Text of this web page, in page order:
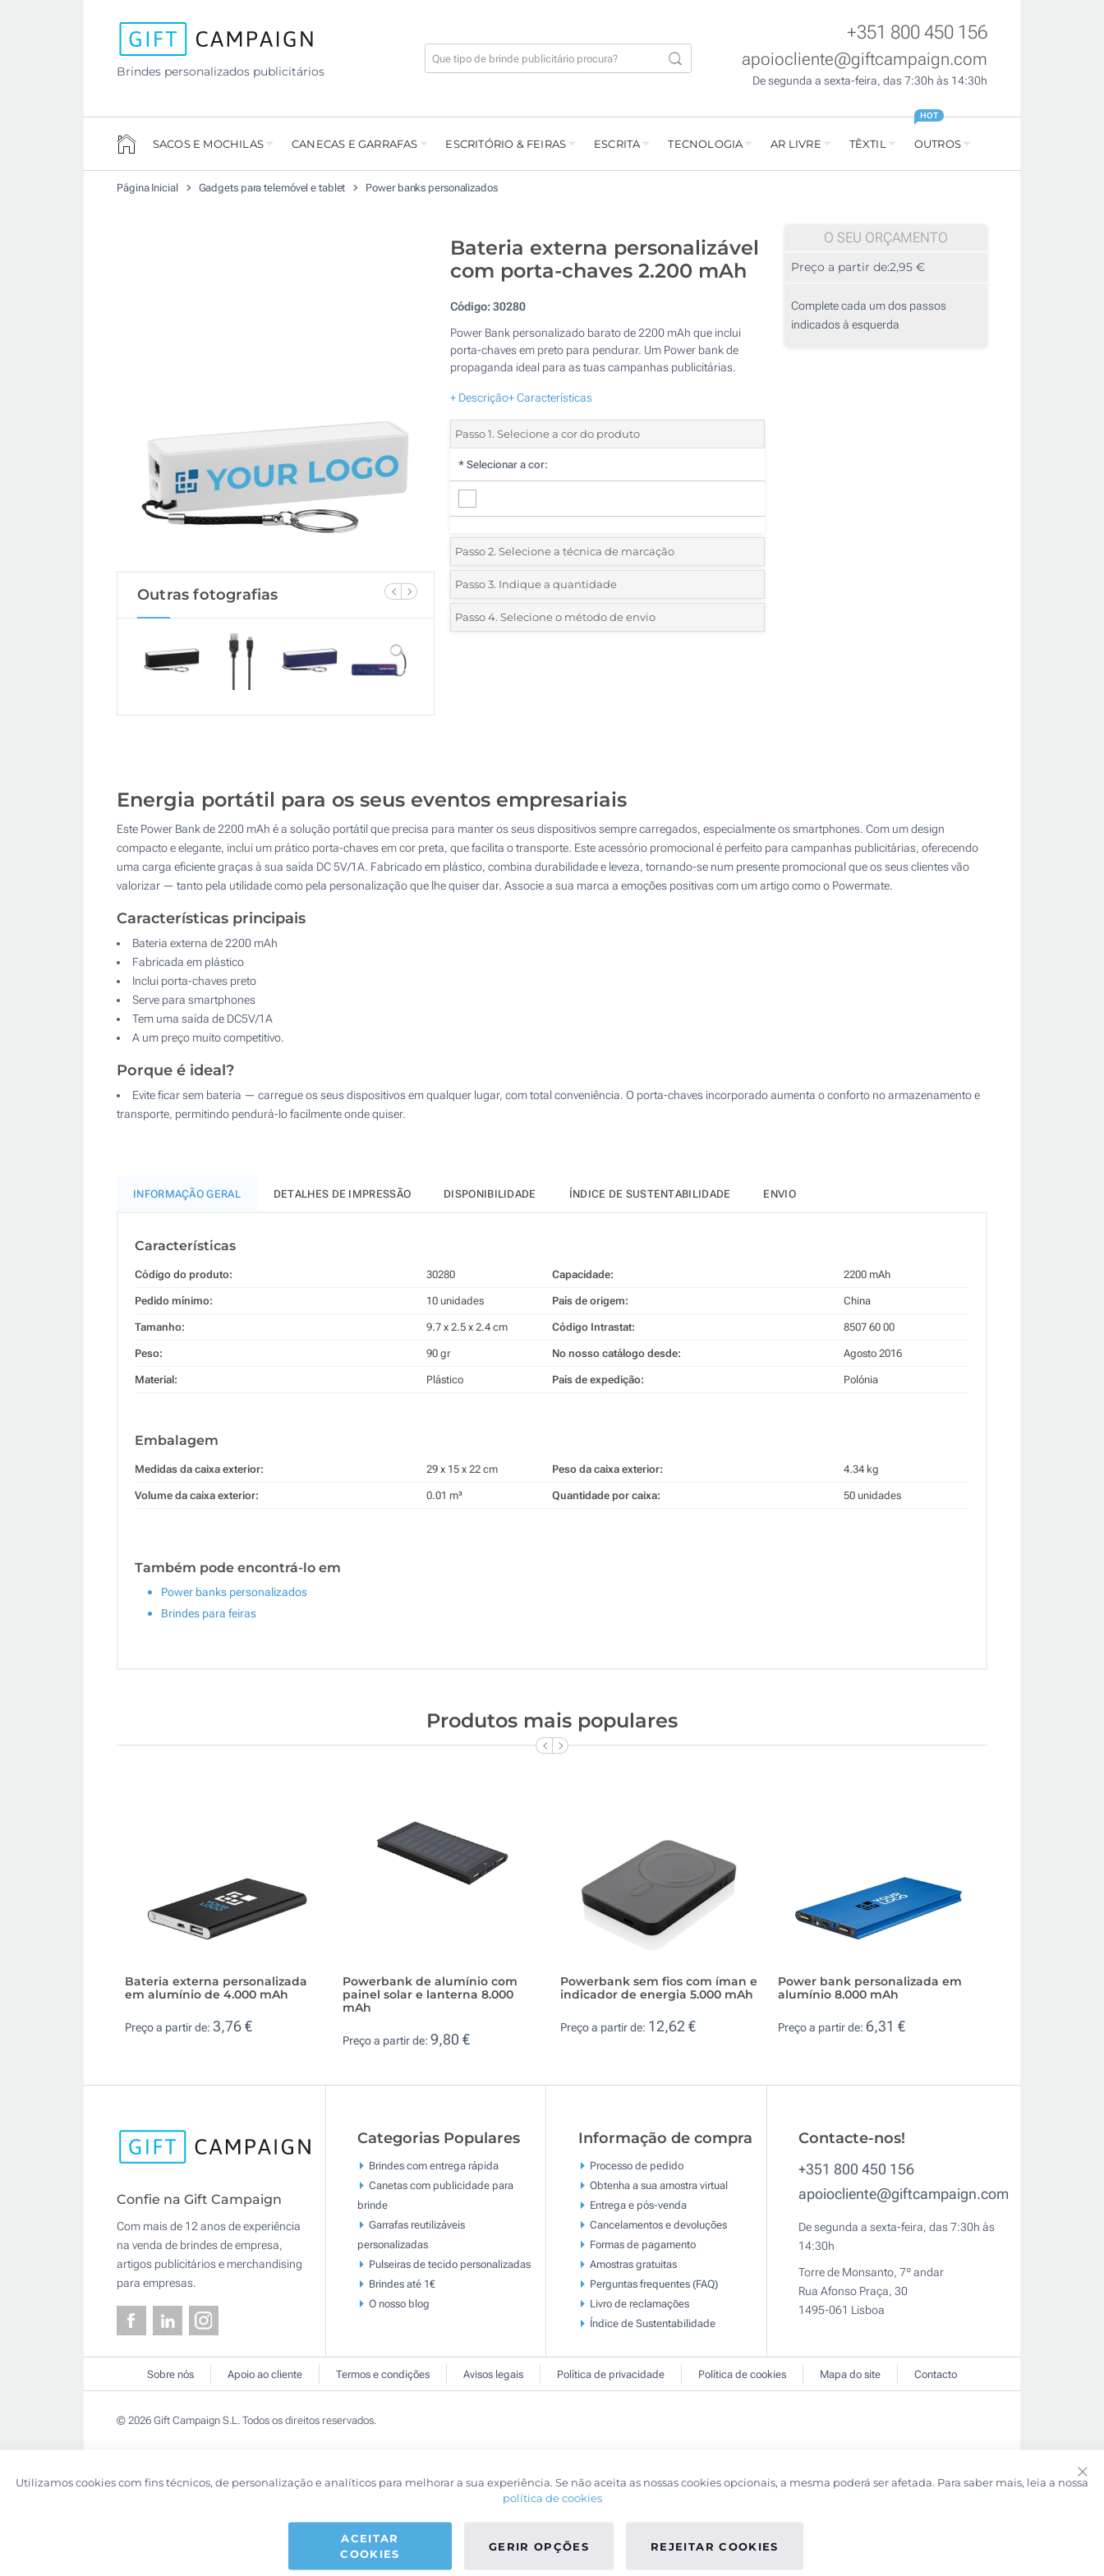
Brindes personalizados publicitários
+351 800 450 156
apoiocliente@giftcampaign.com
De segunda a sexta-feira, das 7:30h às 14:30h
SACOS E MOCHILAS CANECAS E GARRAFAS ESCRITÓRIO & FEIRAS ESCRITA TECNOLOGIA AR LIVRE TÊXTIL OUTROS
HOT
Página Inicial Gadgets para telemóvel e tablet Power banks personalizados
Outras fotografias
Bateria externa personalizável
com porta-chaves 2.200 mAh
Código:30280
Power Bank personalizado barato de 2200 mAh que inclui
porta-chaves em preto para pendurar. Um Power bank de
propaganda ideal para as tuas campanhas publicitárias.
+ Descrição+ Características
Passo 1. Selecione a cor do produto
* Selecionar a cor:
Passo 2. Selecione a técnica de marcação
*Selecione o tipo de marcação e as cores do logotipo:
1 Cor (Na frente)
Impressão digital a cores (Na frente)
Sem impressão
Passo 3. Indique a quantidade
*Quantidade mínima:10
Outra : Atualizar
Passo 4. Selecione o método de envio
O SEU ORÇAMENTO
Preço a partir de:2,95 €
Complete cada um dos passos
indicados à esquerda
Energia portátil para os seus eventos empresariais
Este Power Bank de 2200 mAh é a solução portátil que precisa para manter os seus dispositivos sempre carregados, especialmente os smartphones. Com um design
compacto e elegante, inclui um prático porta-chaves em cor preta, que facilita o transporte. Este acessório promocional é perfeito para campanhas publicitárias, oferecendo
uma carga eficiente graças à sua saída DC 5V/1A. Fabricado em plástico, combina durabilidade e leveza, tornando-se num presente promocional que os seus clientes vão
valorizar — tanto pela utilidade como pela personalização que lhe quiser dar. Associe a sua marca a emoções positivas com um artigo como o Powermate.
Características principais
Bateria externa de 2200 mAh
Fabricada em plástico
Inclui porta-chaves preto
Serve para smartphones
Tem uma saída de DC5V/1A
A um preço muito competitivo.
Porque é ideal?
Evite ficar sem bateria — carregue os seus dispositivos em qualquer lugar, com total conveniência. O porta-chaves incorporado aumenta o conforto no armazenamento e
transporte, permitindo pendurá-lo facilmente onde quiser.
INFORMAÇÃO GERAL DETALHES DE IMPRESSÃO DISPONIBILIDADE ÍNDICE DE SUSTENTABILIDADE ENVIO
Características
Código do produto: 30280
Pedido mínimo: 10 unidades
Tamanho: 9.7 x 2.5 x 2.4 cm
Peso: 90 gr
Material: Plástico
Capacidade: 2200 mAh
País de origem: China
Código Intrastat: 8507 60 00
No nosso catálogo desde: Agosto 2016
País de expedição: Polónia
Embalagem
Medidas da caixa exterior: 29 x 15 x 22 cm
Volume da caixa exterior: 0.01 m³
Peso da caixa exterior: 4.34 kg
Quantidade por caixa: 50 unidades
Também pode encontrá-lo em
Power banks personalizados
Brindes para feiras
Produtos mais populares
Bateria externa personalizada
em alumínio de 4.000 mAh
Preço a partir de: 3,76 €
Powerbank de alumínio com
painel solar e lanterna 8.000
mAh
Preço a partir de: 9,80 €
Powerbank sem fios com íman e
indicador de energia 5.000 mAh
Preço a partir de: 12,62 €
Power bank personalizada em
alumínio 8.000 mAh
Preço a partir de: 6,31 €
Confie na Gift Campaign
Com mais de 12 anos de experiência
na venda de brindes de empresa,
artigos publicitários e merchandising
para empresas.
Categorias Populares
Brindes com entrega rápida
Canetas com publicidade para
brinde
Garrafas reutilizáveis
personalizadas
Pulseiras de tecido personalizadas
Brindes até 1€
O nosso blog
Informação de compra
Processo de pedido
Obtenha a sua amostra virtual
Entrega e pós-venda
Cancelamentos e devoluções
Formas de pagamento
Amostras gratuitas
Perguntas frequentes (FAQ)
Livro de reclamaçōes
Índice de Sustentabilidade
Contacte-nos!
+351 800 450 156
apoiocliente@giftcampaign.com
De segunda a sexta-feira, das 7:30h às
14:30h
Torre de Monsanto, 7º andar
Rua Afonso Praça, 30
1495-061 Lisboa
Sobre nós Apoio ao cliente Termos e condições Avisos legais Política de privacidade Política de cookies Mapa do site Contacto
© 2026 Gift Campaign S.L. Todos os direitos reservados.
Utilizamos cookies com fins técnicos, de personalização e analíticos para melhorar a sua experiência. Se não aceita as nossas cookies opcionais, a mesma poderá ser afetada. Para saber mais, leia a nossa
política de cookies
ACEITAR
COOKIES
GERIR OPÇÕES REJEITAR COOKIES